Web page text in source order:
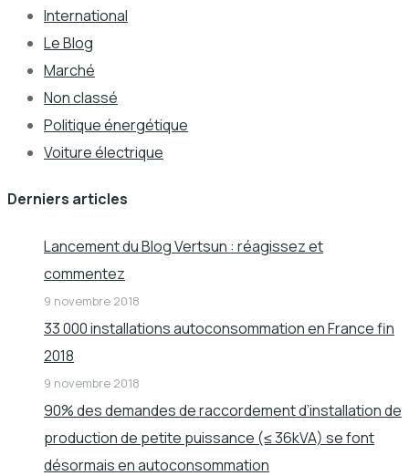
International
Le Blog
Marché
Non classé
Politique énergétique
Voiture électrique
Derniers articles
Lancement du Blog Vertsun : réagissez et
commentez
9 novembre 2018
33 000 installations autoconsommation en France fin
2018
9 novembre 2018
90% des demandes de raccordement d’installation de
production de petite puissance (≤ 36kVA) se font
désormais en autoconsommation